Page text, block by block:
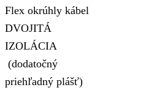
Flex okrúhly kábel
DVOJITÁ
IZOLÁCIA
(dodatočný
priehľadný plášť)